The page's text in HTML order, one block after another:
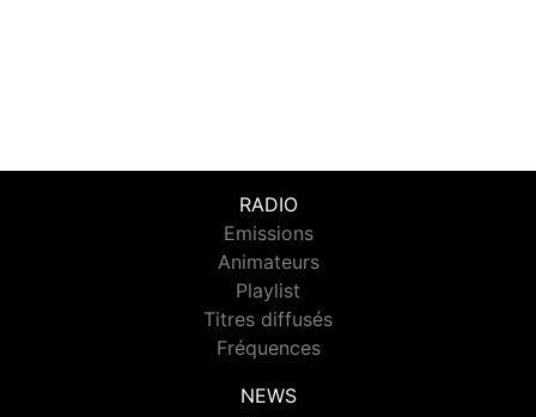
RADIO
Emissions
Animateurs
Playlist
Titres diffusés
Fréquences
NEWS